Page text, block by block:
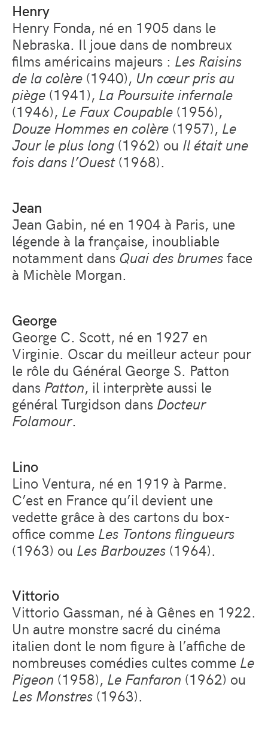
Henry
Henry Fonda, né en 1905 dans le
Nebraska. Il joue dans de nombreux
films américains majeurs : Les Raisins
de la colère (1940), Un cœur pris au
piège (1941), La Poursuite infernale
(1946), Le Faux Coupable (1956),
Douze Hommes en colère (1957), Le
Jour le plus long (1962) ou Il était une
fois dans l’Ouest(1968).
Jean
Jean Gabin, né en 1904 à Paris, une
légende à la française, inoubliable
notamment dans Quai des brumesface
à Michèle Morgan.
George
George C. Scott, né en 1927 en
Virginie. Oscar du meilleur acteur pour
le rôle du Général George S. Patton
dans Patton, il interprète aussi le
général Turgidson dans Docteur
Folamour.
Lino
Lino Ventura, né en 1919 à Parme.
C’est en France qu’il devient une
vedette grâce à des cartons du box-
office comme Les Tontons flingueurs
(1963) ou Les Barbouzes (1964).
Vittorio
Vittorio Gassman, né à Gênes en 1922.
Un autre monstre sacré du cinéma
italien dont le nom figure à l’affiche de
nombreuses comédies cultes comme Le
Pigeon (1958), Le Fanfaron (1962) ou
Les Monstres (1963).